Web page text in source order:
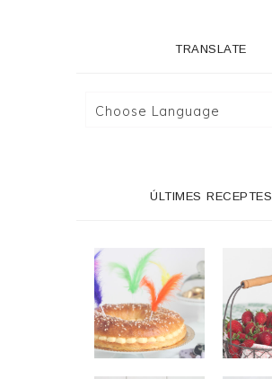
TRANSLATE
ÚLTIMES RECEPTES